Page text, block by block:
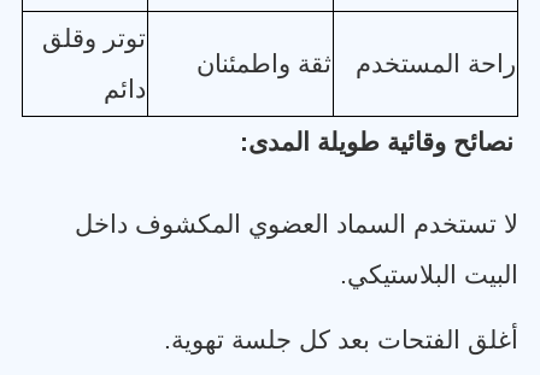
راحة المستخدم ثقة واطمئنان
توتر وقلق
دائم
نصائح وقائية طويلة المدى:
لا تستخدم السماد العضوي المكشوف داخل
البيت البلاستيكي.
أغلق الفتحات بعد كل جلسة تهوية.